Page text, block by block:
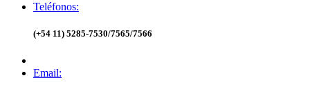
Teléfonos:
(+54 11) 5285-7530/7565/7566
Email: